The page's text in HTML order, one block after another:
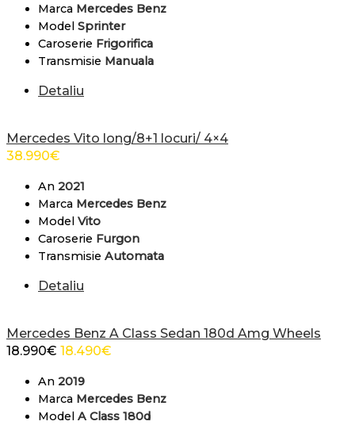
Marca Mercedes Benz
Model Sprinter
Caroserie Frigorifica
Transmisie Manuala
Detaliu
Mercedes Vito long/8+1 locuri/ 4×4
38.990€
An 2021
Marca Mercedes Benz
Model Vito
Caroserie Furgon
Transmisie Automata
Detaliu
Mercedes Benz A Class Sedan 180d Amg Wheels
18.990€ 18.490€
An 2019
Marca Mercedes Benz
Model A Class 180d